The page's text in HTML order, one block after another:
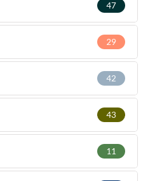
47
29
42
43
11